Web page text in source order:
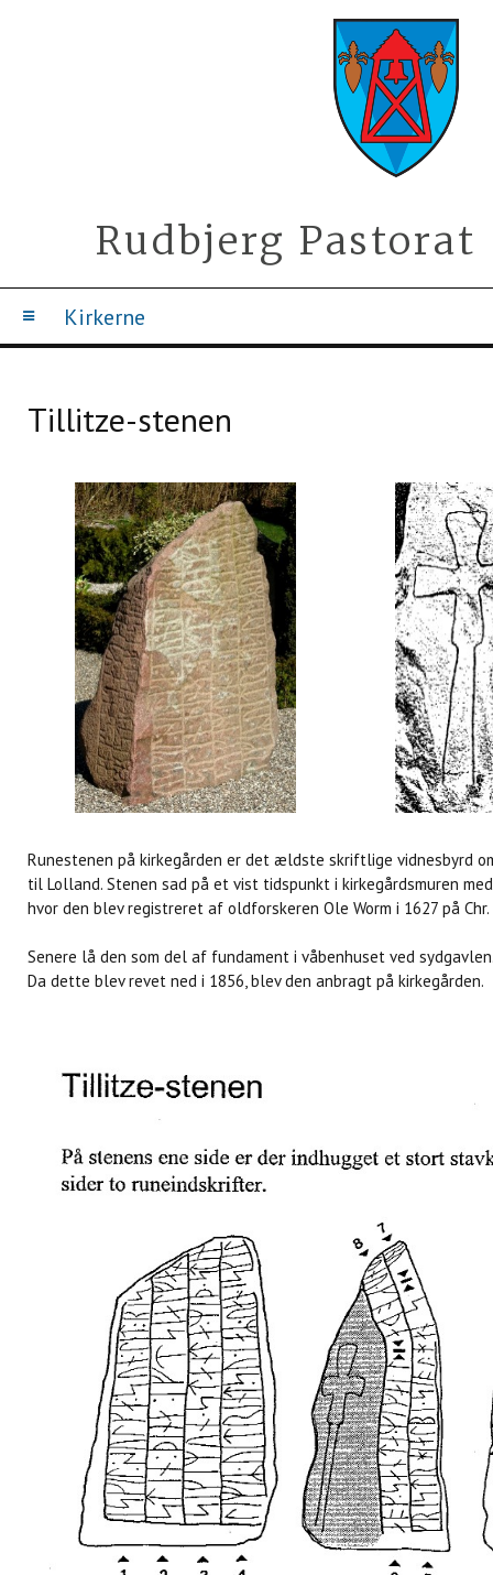
Rudbjerg Pastorat
Kirkerne
Tillitze-stenen
Runestenen på kirkegården er det ældste skriftlige vidnesbyrd
til Lolland. Stenen sad på et vist tidspunkt i kirkegårdsmuren
hvor den blev registreret af oldforskeren Ole Worm i 1627 på Chr.
Senere lå den som del af fundament i våbenhuset ved
Da dette blev revet ned i 1856, blev den anbragt på kirkegården.